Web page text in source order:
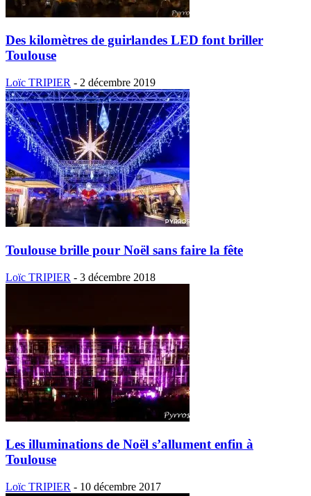
Des kilomètres de guirlandes LED font briller
Toulouse
Loïc TRIPIER - 2 décembre 2019
Toulouse brille pour Noël sans faire la fête
Loïc TRIPIER - 3 décembre 2018
Les illuminations de Noël s’allument enfin à
Toulouse
Loïc TRIPIER - 10 décembre 2017